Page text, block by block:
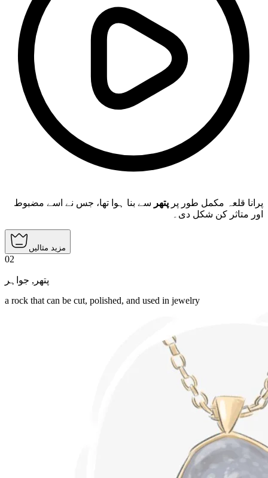
پرانا قلعہ مکمل طور پر پتھر سے بنا ہوا تھا، جس نے اسے مضبوط
اور متاثر کن شکل دی۔
مزید مثالیں
02
پتھر , جواہر
a rock that can be cut, polished, and used in jewelry